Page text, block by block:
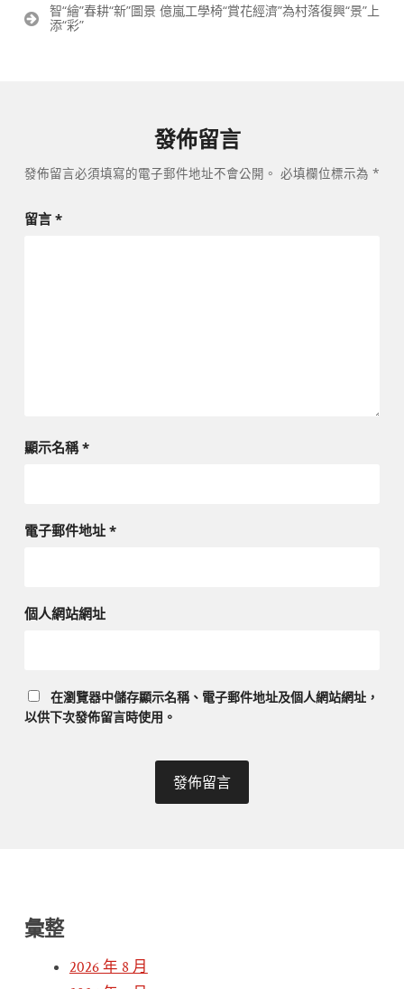
覽
智“繪”春耕“新”圖景 億嵐工學椅“賞花經濟”為村落復興“景”上
添“彩”
發佈留言
發佈留言必須填寫的電子郵件地址不會公開。 必填欄位標示為 *
留言 *
顯示名稱*
電子郵件地址 *
個人網站網址
在瀏覽器中儲存顯示名稱、電子郵件地址及個人網站網址，
以供下次發佈留言時使用。
彙整
2026 年 8 月